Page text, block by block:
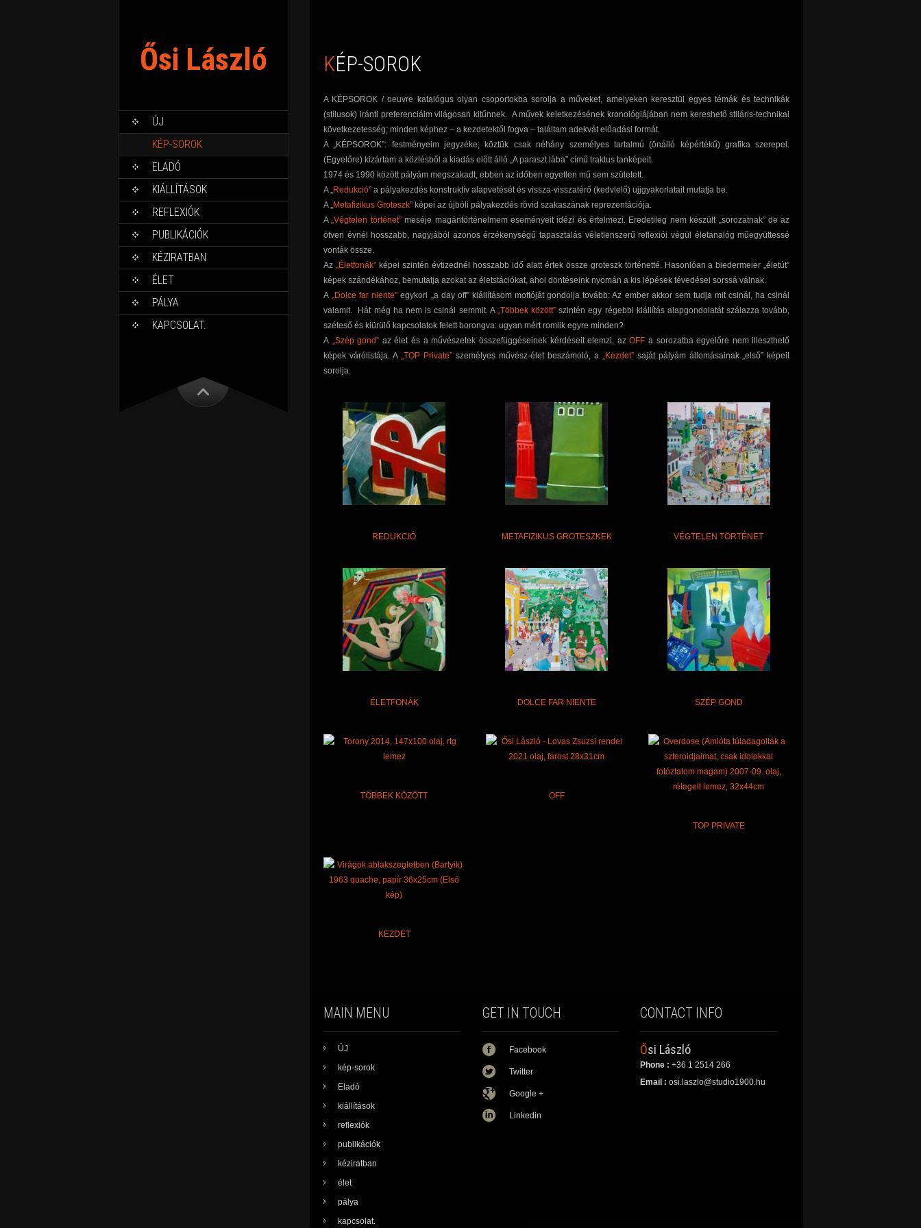
Ősi László
ÚJ
KÉP-SOROK
ELADÓ
KIÁLLÍTÁSOK
REFLEXIÓK
PUBLIKÁCIÓK
KÉZIRATBAN
ÉLET
PÁLYA
KAPCSOLAT.
KÉP-SOROK
A KÉPSOROK / oeuvre katalógus olyan csoportokba sorolja a műveket, amelyeken keresztül egyes témák és technikák
(stílusok) iránti preferenciáim világosan kitűnnek. A művek keletkezésének kronológiájában nem kereshető stiláris-technikai
következetesség; minden képhez – a kezdetektől fogva – találtam adekvát előadási formát.
A „KÉPSOROK”: festményeim jegyzéke; köztük csak néhány személyes tartalmú (önálló képértékű) grafika szerepel.
(Egyelőre) kizártam a közlésből a kiadás előtt álló „A paraszt lába” című traktus tanképeit.
1974 és 1990 között pályám megszakadt, ebben az időben egyetlen mű sem született.
A „Redukció” a pályakezdés konstruktív alapvetését és vissza-visszatérő (kedvlelő) ujjgyakorlatait mutatja be.
A „Metafizikus Groteszk” képei az újbóli pályakezdés rövid szakaszának reprezentációja.
A„Végtelen történet”meséje magántörténelmem eseményeit idézi és értelmezi. Eredetileg nem készült „sorozatnak” de az
ötven évnél hosszabb, nagyjából azonos érzékenységű tapasztalás véletlenszerű reflexiói végül életanalóg műegyüttessé
vonták össze.
Az „Életfonák” képei szintén évtizednél hosszabb idő alatt értek össze groteszk történetté. Hasonlóan a biedermeier „életút”
képek szándékához, bemutatja azokat az életstációkat, ahol döntéseink nyomán a kis lépések tévedései sorssá válnak.
A„Dolce far niente” egykori „a day off” kiállításom mottóját gondolja tovább: Az ember akkor sem tudja mit csinál, ha csinál
valamit. Hát még ha nem is csinál semmit. A „Többek között” szintén egy régebbi kiállítás alapgondolatát szálazza tovább,
széteső és kiürülő kapcsolatok felett borongva: ugyan mért romlik egyre minden?
A „Szép gond” az élet és a művészetek összefüggéseinek kérdéseit elemzi, azOFF a sorozatba egyelőre nem illeszthető
képek várólistája. A „TOP Private”személyes művész-élet beszámoló, a „Kezdet”saját pályám állomásainak „első” képeit
sorolja.
REDUKCIÓ METAFIZIKUS GROTESZKEK VÉGTELEN TÖRTÉNET
ÉLETFONÁK DOLCE FAR NIENTE SZÉP GOND
TÖBBEK KÖZÖTT OFF
TOP PRIVATE
KEZDET
MAIN MENU
ÚJ
kép-sorok
Eladó
kiállítások
reflexiók
publikációk
kéziratban
élet
pálya
kapcsolat.
GET IN TOUCH
Facebook
Twitter
Google +
Linkedin
CONTACT INFO
Ősi László
Phone : +36 1 2514 266
Email : osi.laszlo@studio1900.hu